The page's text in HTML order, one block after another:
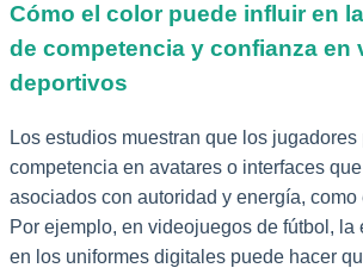
Cómo el color puede influir en
de competencia y confianza en
deportivos
Los estudios muestran que los
competencia en avatares o interfaces
asociados con autoridad y energía, como
Por ejemplo, en videojuegos de fútbol,
en los uniformes digitales puede hacer